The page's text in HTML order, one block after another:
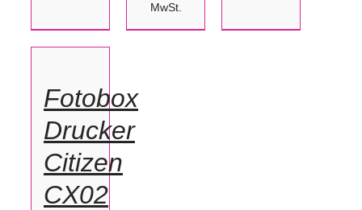
MwSt.
DEN
DETAILS
Fotobox
Drucker
Citizen
CX02